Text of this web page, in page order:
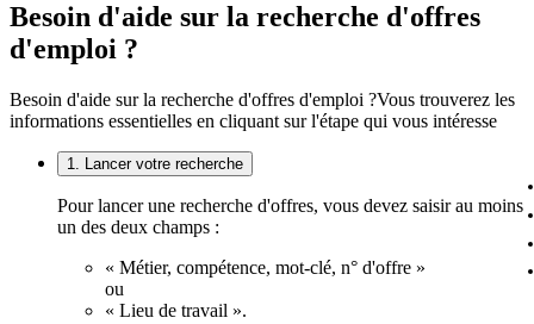
Besoin d'aide sur la recherche d'offres
d'emploi ?
Besoin d'aide sur la recherche d'offres d'emploi ?Vous trouverez les
informations essentielles en cliquant sur l'étape qui vous intéresse
1. Lancer votre recherche
Pour lancer une recherche d'offres, vous devez saisir au moins
un des deux champs :
« Métier, compétence, mot-clé, n° d'offre »
ou
« Lieu de travail ».